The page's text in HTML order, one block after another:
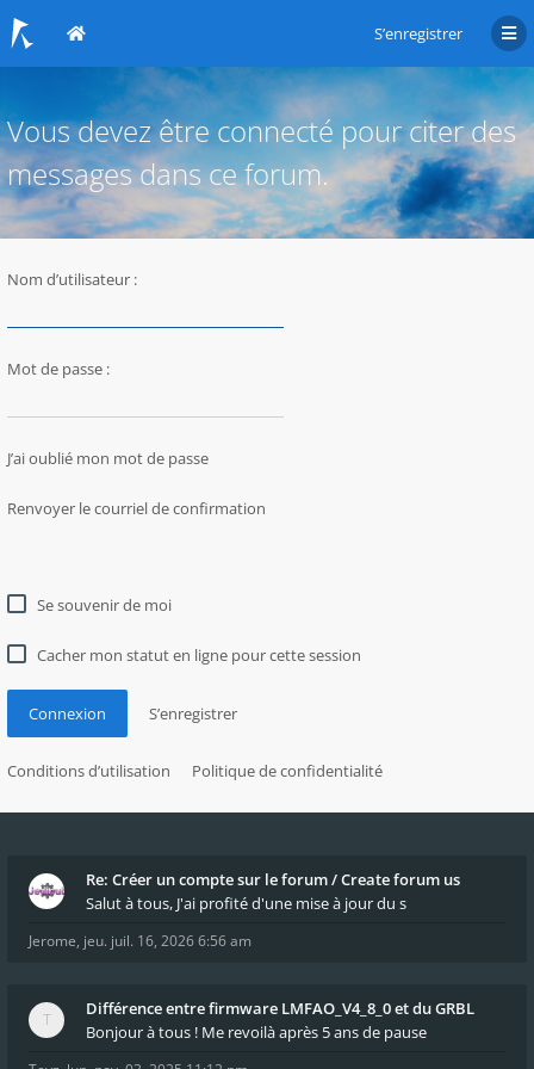
S’enregistrer
Vous devez être connecté pour citer des
messages dans ce forum.
Nom d’utilisateur :
Mot de passe :
J’ai oublié mon mot de passe
Renvoyer le courriel de confirmation
Se souvenir de moi
Cacher mon statut en ligne pour cette session
Connexion S’enregistrer
Conditions d’utilisation Politique de confidentialité
Re: Créer un compte sur le forum / Create forum us
Salut à tous, J'ai profité d'une mise à jour du s
Jerome, jeu. juil. 16, 2026 6:56 am
Différence entre firmware LMFAO_V4_8_0 et du GRBL
Bonjour à tous ! Me revoilà après 5 ans de pause